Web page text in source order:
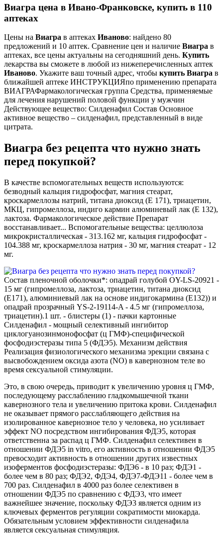
Виагра цена в Ивано-Франковске, купить в 110
аптеках
Цены на Виагра в аптеках Иваново: найдено 80
предложений и 10 аптек. Сравнение цен и наличие Виагра в
аптеках, все цены актуальны на сегодняшний день. Купить
лекарства вы сможете в любой из нижеперечисленных аптек
Иваново. Укажите ваш точный адрес, чтобы купить Виагра в
ближайшей аптеке ИНСТРУКЦИЯпо применению препарата
ВИАГРАФармакологическая группа Средства, применяемые
для лечения нарушений половой функции у мужчин
Действующее вещество: Силденафил Состав Основное
активное вещество – силденафил, представленный в виде
цитрата.
Виагра без рецепта что нужно знать
перед покупкой?
В качестве вспомогательных веществ используются:
безводный кальция гидрофосфат, магния стеарат,
кроскармеллозы натрий, титана диоксид (E 171), триацетин,
МКЦ, гипромеллоза, индиго кармин алюминевый лак (E 132),
лактоза. Фармакологическое действие Препарат
восстанавливает... Вспомогательные вещества: целлюлоза
микрокристаллическая - 313.162 мг, кальция гидрофосфат -
104.388 мг, кроскармеллоза натрия - 30 мг, магния стеарат - 12
мг.
Состав пленочной оболочки*: опадрай голубой OY-LS-20921 -
15 мг (гипромеллоза, лактоза, триацетин, титана диоксид
(E171), алюминиевый лак на основе индигокармина (E132)) и
опадрай прозрачный YS-2-19114-A - 4.5 мг (гипромеллоза,
триацетин).1 шт. - блистеры (1) - пачки картонные
Силденафил - мощный селективный ингибитор
циклогуанозинмонофосфат (ц ГМФ)-специфической
фосфодиэстеразы типа 5 (ФДЭ5). Механизм действия
Реализация физиологического механизма эрекции связана с
высвобождением оксида азота (NO) в кавернозном теле во
время сексуальной стимуляции.
Это, в свою очередь, приводит к увеличению уровня ц ГМФ,
последующему расслаблению гладкомышечной ткани
кавернозного тела и увеличению притока крови. Силденафил
не оказывает прямого расслабляющего действия на
изолированное кавернозное тело у человека, но усиливает
эффект NO посредством ингибирования ФДЭ5, которая
ответственна за распад ц ГМФ. Силденафил селективен в
отношении ФДЭ5 in vitro, его активность в отношении ФДЭ5
превосходит активность в отношении других известных
изоферментов фосфодиэстеразы: ФДЭ6 - в 10 раз; ФДЭ1 -
более чем в 80 раз; ФДЭ2, ФДЭ4, ФДЭ7-ФДЭ11 - более чем в
700 раз. Силденафил в 4000 раз более селективен в
отношении ФДЭ5 по сравнению с ФДЭ3, что имеет
важнейшее значение, поскольку ФДЭ3 является одним из
ключевых ферментов регуляции сократимости миокарда.
Обязательным условием эффективности силденафила
является сексуальная стимуляция.